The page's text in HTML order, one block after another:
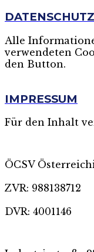
DATENSCHUTZ
Alle
verwendeten
den Button.
IMPRESSUM
Für den Inhalt
ÖCSV
ZVR: 988138712
DVR: 4001146